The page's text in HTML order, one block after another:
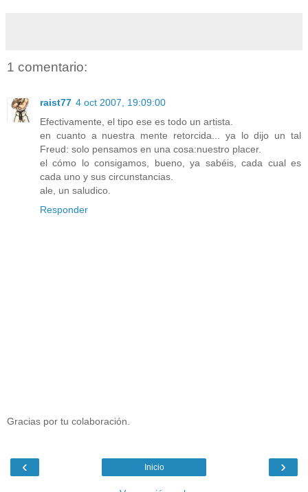
1 comentario:
raist77 4 oct 2007, 19:09:00
Efectivamente, el tipo ese es todo un artista.
en cuanto a nuestra mente retorcida... ya lo dijo un tal
Freud: solo pensamos en una cosa:nuestro placer.
el cómo lo consigamos, bueno, ya sabéis, cada cual es
cada uno y sus circunstancias.
ale, un saludico.
Responder
Gracias por tu colaboración.
‹ ›
Inicio